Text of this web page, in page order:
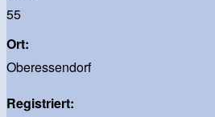
55
Ort:
Oberessendorf
Registriert: